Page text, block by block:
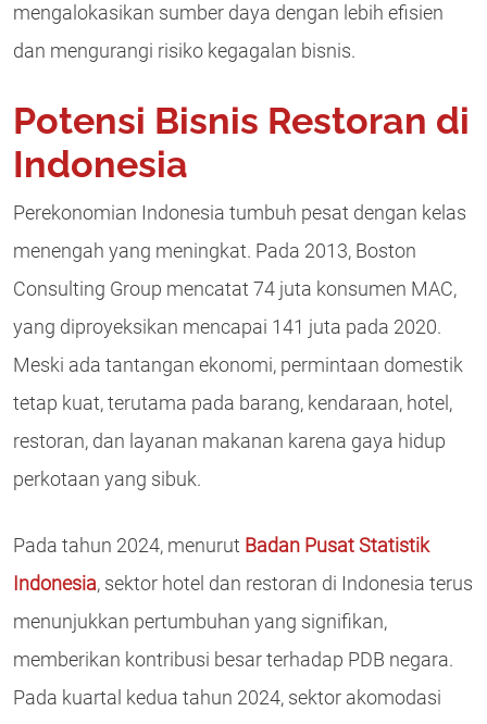
mengalokasikan sumber daya dengan lebih efisien
dan mengurangi risiko kegagalan bisnis.
Potensi Bisnis Restoran di
Indonesia
Perekonomian Indonesia tumbuh pesat dengan kelas
menengah yang meningkat. Pada 2013, Boston
Consulting Group mencatat 74 juta konsumen MAC,
yang diproyeksikan mencapai 141 juta pada 2020.
Meski ada tantangan ekonomi, permintaan domestik
tetap kuat, terutama pada barang, kendaraan, hotel,
restoran, dan layanan makanan karena gaya hidup
perkotaan yang sibuk.
Pada tahun 2024, menurut Badan Pusat Statistik
Indonesia, sektor hotel dan restoran di Indonesia terus
menunjukkan pertumbuhan yang signifikan,
memberikan kontribusi besar terhadap PDB negara.
Pada kuartal kedua tahun 2024, sektor akomodasi